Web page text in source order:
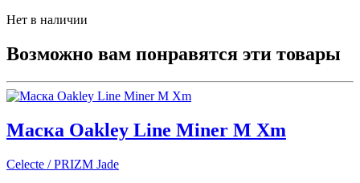
Нет в наличии
Возможно вам понравятся эти товары
Маска Oakley Line Miner M Xm
Celecte / PRIZM Jade